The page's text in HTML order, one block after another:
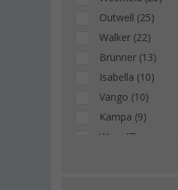
Outwell (25)
Walker (22)
Brunner (13)
Isabella (10)
Vango (10)
Kampa (9)
Wigo (7)